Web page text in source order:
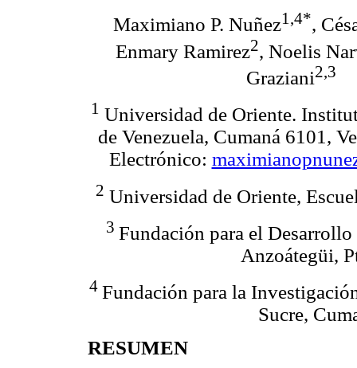
Maximiano P. Nuñez1,4*,
Enmary Ramirez2, Noelis
Graziani2,3
1 Universidad de Oriente.
de Venezuela, Cumaná 6101,
Electrónico:
2 Universidad de Oriente,
3 Fundación para el
Anzoátegüi,
4 Fundación para la
Sucre,
RESUMEN